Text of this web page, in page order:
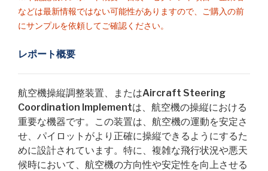
などは最新情報ではない可能性がありますので、ご購入の前
にサンプルを依頼してご確認ください。
レポート概要
航空機操縦調整装置、またはAircraft Steering
Coordination Implementは、航空機の操縦における
重要な機器です。この装置は、航空機の運動を安定さ
せ、パイロットがより正確に操縦できるようにするた
めに設計されています。特に、複雑な飛行状況や悪天
候時において、航空機の方向性や安定性を向上させる